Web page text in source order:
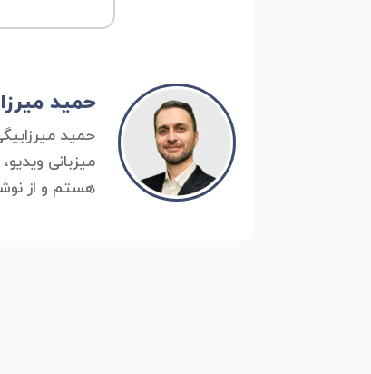
حمید
میزبانی
هستم و از